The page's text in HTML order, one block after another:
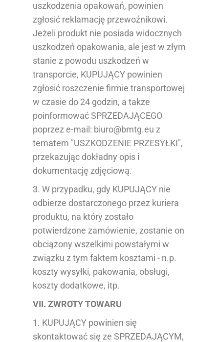
uszkodzenia opakowań, powinien
zgłosić reklamację przewoźnikowi.
Jeżeli produkt nie posiada widocznych
uszkodzeń opakowania, ale jest w złym
stanie z powodu uszkodzeń w
transporcie, KUPUJĄCY powinien
zgłosić roszczenie firmie transportowej
w czasie do 24 godzin, a także
poinformować SPRZEDAJĄCEGO
poprzez e-mail: biuro@bmtg.eu z
tematem "USZKODZENIE PRZESYŁKI",
przekazując dokładny opis i
dokumentację zdjęciową.
3. W przypadku, gdy KUPUJĄCY nie
odbierze dostarczonego przez kuriera
produktu, na który zostało
potwierdzone zamówienie, zostanie on
obciążony wszelkimi powstałymi w
związku z tym faktem kosztami - n.p.
koszty wysyłki, pakowania, obsługi,
koszty dodatkowe, itp.
VII. ZWROTY TOWARU
1. KUPUJĄCY powinien się
skontaktować się ze SPRZEDAJĄCYM,